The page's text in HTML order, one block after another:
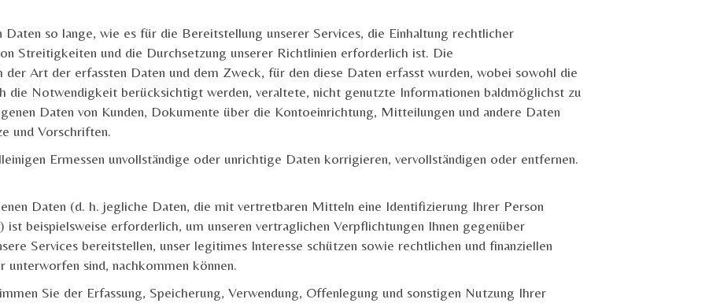
Daten so lange, wie es für die Bereitstellung unserer Services, die Einhaltung rechtlicher
Streitigkeiten und die Durchsetzung unserer Richtlinien erforderlich ist. Die
der Art der erfassten Daten und dem Zweck, für den diese Daten erfasst wurden, wobei sowohl die
die Notwendigkeit berücksichtigt werden, veraltete, nicht genutzte Informationen baldmöglichst zu
Daten von Kunden, Dokumente über die Kontoeinrichtung, Mitteilungen und andere Daten
und Vorschriften.
Ermessen unvollständige oder unrichtige Daten korrigieren, vervollständigen oder entfernen.
Daten (d. h. jegliche Daten, die mit vertretbaren Mitteln eine Identifizierung Ihrer Person
ist beispielsweise erforderlich, um unseren vertraglichen Verpflichtungen Ihnen gegenüber
Services bereitstellen, unser legitimes Interesse schützen sowie rechtlichen und finanziellen
unterworfen sind, nachkommen können.
Sie der Erfassung, Speicherung, Verwendung, Offenlegung und sonstigen Nutzung Ihrer